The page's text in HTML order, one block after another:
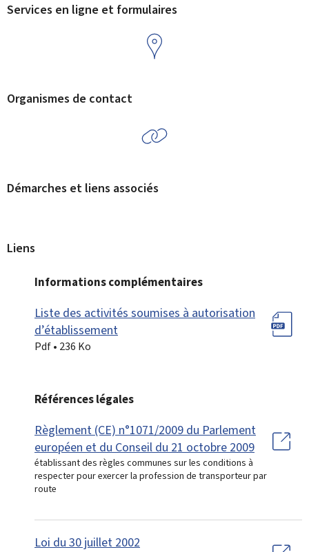
Services en ligne et formulaires
Organismes de contact
Démarches et liens associés
Liens
Informations complémentaires
Liste des activités soumises à autorisation
d’établissement
Pdf • 236 Ko
Références légales
Règlement (CE) n°1071/2009 du Parlement
européen et du Conseil du 21 octobre 2009
établissant des règles communes sur les conditions à
respecter pour exercer la profession de transporteur par
route
Loi du 30 juillet 2002